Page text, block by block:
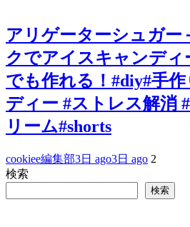
アリゲーターシュガー
クでアイスキャンディ
でも作れる！#diy#手
ディー #ストレス解消
リーム#shorts
cookiee編集部3日 ago3日 ago 2
検索
検索